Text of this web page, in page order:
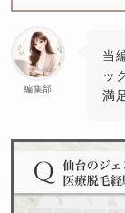
編集部
当
ッ
満